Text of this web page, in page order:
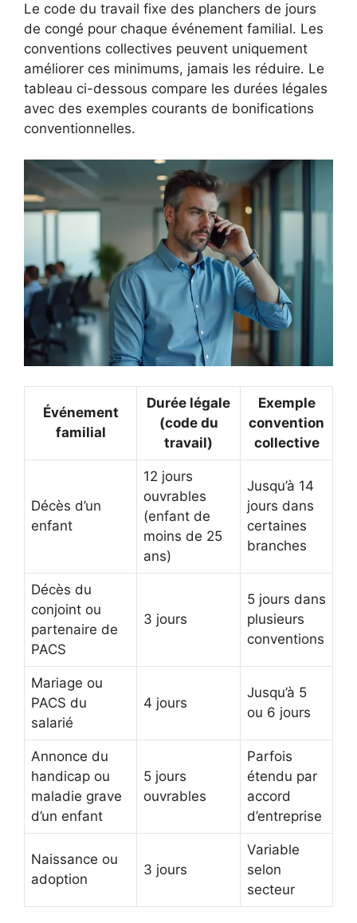
Le code du travail fixe des planchers de jours
de congé pour chaque événement familial. Les
conventions collectives peuvent uniquement
améliorer ces minimums, jamais les réduire. Le
tableau ci-dessous compare les durées légales
avec des exemples courants de bonifications
conventionnelles.
Événement
familial
Durée légale
(code du
travail)
Exemple
convention
collective
Décès d’un
enfant
12 jours
ouvrables
(enfant de
moins de 25
ans)
Jusqu’à 14
jours dans
certaines
branches
Décès du
conjoint ou
partenaire de
PACS
3 jours
5 jours dans
plusieurs
conventions
Mariage ou
PACS du
salarié
4 jours
Jusqu’à 5
ou 6 jours
Annonce du
handicap ou
maladie grave
d’un enfant
5 jours
ouvrables
Parfois
étendu par
accord
d’entreprise
Naissance ou
adoption
3 jours
Variable
selon
secteur